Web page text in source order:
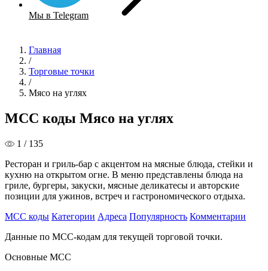
Мы в Telegram
Главная
/
Торговые точки
/
Мясо на углях
MCC коды Мясо на углях
1 / 135
Ресторан и гриль-бар с акцентом на мясные блюда, стейки и
кухню на открытом огне. В меню представлены блюда на
гриле, бургеры, закуски, мясные деликатесы и авторские
позиции для ужинов, встреч и гастрономического отдыха.
MCC коды Категории Адреса Популярность Комментарии
Данные по MCC-кодам для текущей торговой точки.
Основные MCC